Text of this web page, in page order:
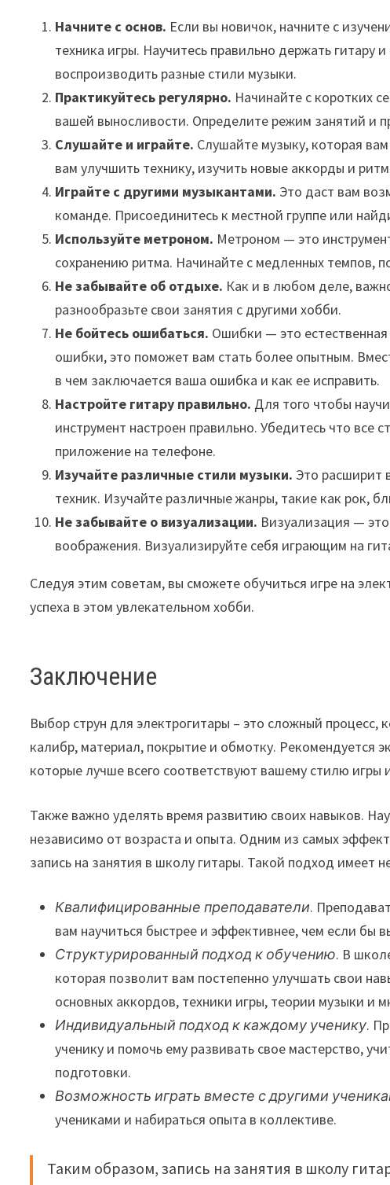
Начните с основ. Если вы новичок, начните с
техника игры. Научитесь правильно держать гитару
воспроизводить разные стили музыки.
Практикуйтесь регулярно. Начинайте с коротких
вашей выносливости. Определите режим занятий и
Слушайте и играйте. Слушайте музыку, которая
вам улучшить технику, изучить новые аккорды и
Играйте с другими музыкантами. Это даст вам
команде. Присоединитесь к местной группе или
Используйте метроном. Метроном — это
сохранению ритма. Начинайте с медленных темпов,
Не забывайте об отдыхе. Как и в любом деле,
разнообразьте свои занятия с другими хобби.
Не бойтесь ошибаться. Ошибки — это естественная
ошибки, это поможет вам стать более опытным.
в чем заключается ваша ошибка и как ее исправить.
Настройте гитару правильно. Для того чтобы
инструмент настроен правильно. Убедитесь что все
приложение на телефоне.
Изучайте различные стили музыки. Это расширит
техник. Изучайте различные жанры, такие как рок,
Не забывайте о визуализации. Визуализация —
воображения. Визуализируйте себя играющим на
Следуя этим советам, вы сможете обучиться игре на
успеха в этом увлекательном хобби.
Заключение
Выбор струн для электрогитары – это сложный
калибр, материал, покрытие и обмотку. Рекомендуется
которые лучше всего соответствуют вашему стилю игры
Также важно уделять время развитию своих навыков.
независимо от возраста и опыта. Одним из самых
запись на занятия в школу гитары. Такой подход имеет
Квалифицированные преподаватели.
вам научиться быстрее и эффективнее, чем если бы
Структурированный подход к обучению. В
которая позволит вам постепенно улучшать свои
основных аккордов, техники игры, теории музыки и
Индивидуальный подход к каждому ученику.
ученику и помочь ему развивать свое мастерство,
подготовки.
Возможность играть вместе с другими
учениками и набираться опыта в коллективе.
Таким образом, запись на занятия в школу